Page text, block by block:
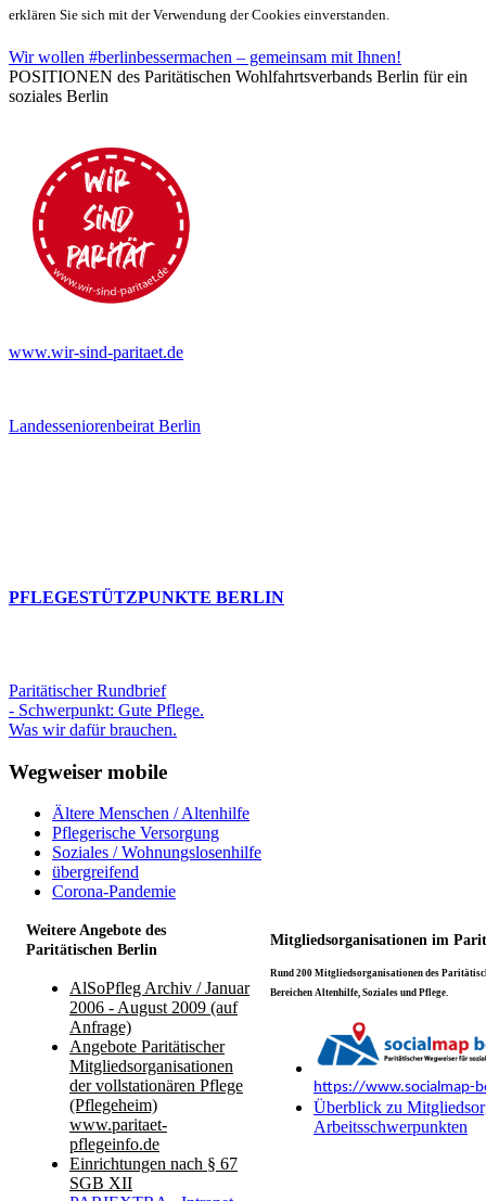
erklären Sie sich mit der Verwendung der Cookies einverstanden.
Wir wollen #berlinbessermachen – gemeinsam mit Ihnen!
POSITIONEN des Paritätischen Wohlfahrtsverbands Berlin für ein
soziales Berlin
www.wir-sind-paritaet.de
Landesseniorenbeirat Berlin
PFLEGESTÜTZPUNKTE BERLIN
Paritätischer Rundbrief
- Schwerpunkt: Gute Pflege.
Was wir dafür brauchen.
Wegweiser mobile
Ältere Menschen / Altenhilfe
Pflegerische Versorgung
Soziales / Wohnungslosenhilfe
übergreifend
Corona-Pandemie
Weitere Angebote des
Paritätischen Berlin
Mitgliedsorganisationen im
AlSoPfleg Archiv / Januar
2006 - August 2009 (auf
Anfrage)
Angebote Paritätischer
Mitgliedsorganisationen
der vollstationären Pflege
(Pflegeheim)
www.paritaet-
pflegeinfo.de
Einrichtungen nach § 67
SGB XII
Rund 200 Mitgliedsorganisationen des
Bereichen Altenhilfe, Soziales und Pflege.
https://www.socialmap-
Überblick zu
Arbeitsschwerpunkten